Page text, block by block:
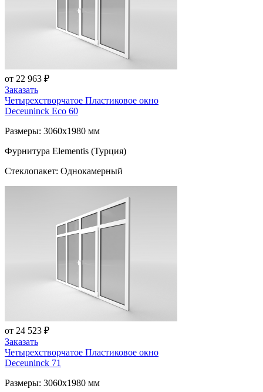
от 22 963 ₽
Заказать
Четырехстворчатое Пластиковое окно
Deceuninck Eco 60
Размеры: 3060x1980 мм
Фурнитура Elementis (Турция)
Стеклопакет: Однокамерный
от 24 523 ₽
Заказать
Четырехстворчатое Пластиковое окно
Deceuninck 71
Размеры: 3060x1980 мм